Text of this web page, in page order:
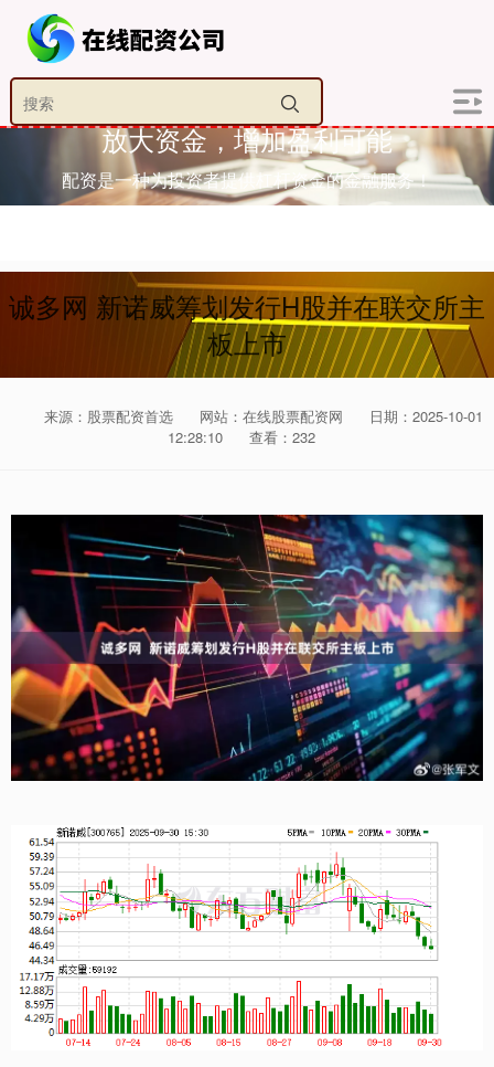
放大资金，增加盈利可能
配资是一种为投资者提供杠杆资金的金融服务！
诚多网 新诺威筹划发行H股并在联交所主
板上市
来源：股票配资首选 网站：在线股票配资网
日期：2025-10-01
12:28:10
查看：232